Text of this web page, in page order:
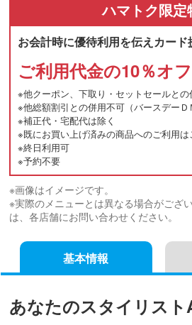
ハマトク限定
お会計時に優待利用を伝えカード
ご利用代金の10％オフ
※他クーポン、下取り・セットセールとの
※他総額割引との併用不可（バースデーＤ
※補正代・宅配代は除く
※既にお買い上げ済みの商品へのご利用
※終日利用可
※予約不要
※画像はイメージです。
※実際のメニューとは異なる場合がござ
は、各店舗にお問い合わせください。
基本情報
あなたのスタイリスト